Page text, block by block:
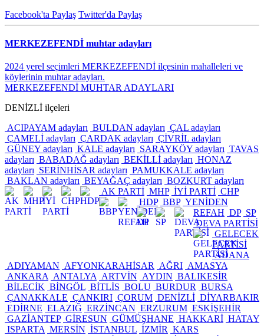
Facebook'ta Paylaş Twitter'da Paylaş
MERKEZEFENDİ muhtar adayları
2024 yerel seçimleri MERKEZEFENDİ ilçesinin mahalleleri ve
köylerinin muhtar adayları.
MERKEZEFENDİ MUHTAR ADAYLARI
DENİZLİ ilçeleri
ACIPAYAM adayları BULDAN adayları ÇAL adayları
ÇAMELİ adayları ÇARDAK adayları ÇİVRİL adayları
GÜNEY adayları KALE adayları SARAYKÖY adayları TAVAS
adayları BABADAĞ adayları BEKİLLİ adayları HONAZ
adayları SERİNHİSAR adayları PAMUKKALE adayları
BAKLAN adayları BEYAĞAÇ adayları BOZKURT adayları
AK PARTİ MHP İYİ PARTİ CHP
HDP BBP YENİDEN
REFAH DP SP
DEVA PARTİSİ
GELECEK
PARTİSİ
ADANA
ADIYAMAN AFYONKARAHİSAR AĞRI AMASYA
ANKARA ANTALYA ARTVİN AYDIN BALIKESİR
BİLECİK BİNGÖL BİTLİS BOLU BURDUR BURSA
ÇANAKKALE ÇANKIRI ÇORUM DENİZLİ DİYARBAKIR
EDİRNE ELAZIĞ ERZİNCAN ERZURUM ESKİŞEHİR
GAZİANTEP GİRESUN GÜMÜŞHANE HAKKARİ HATAY
ISPARTA MERSİN İSTANBUL İZMİR KARS